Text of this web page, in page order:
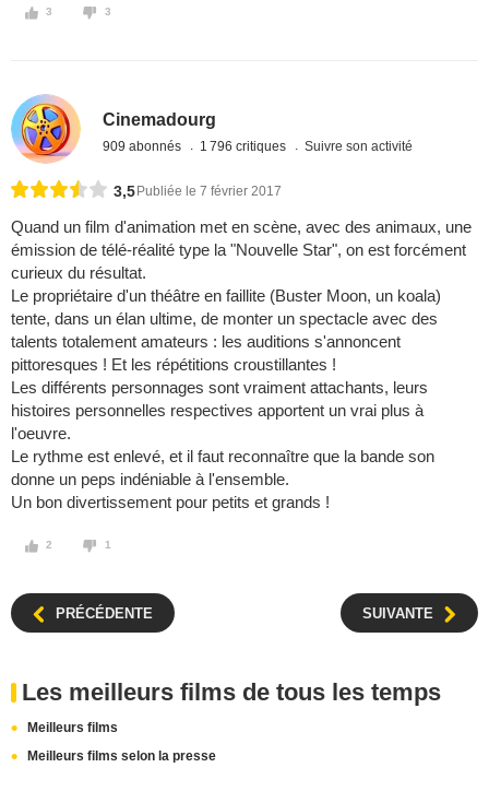
3 3
Cinemadourg
909 abonnés 1 796 critiques Suivre son activité
3,5 Publiée le 7 février 2017
Quand un film d'animation met en scène, avec des animaux, une
émission de télé-réalité type la "Nouvelle Star", on est forcément
curieux du résultat.
Le propriétaire d'un théâtre en faillite (Buster Moon, un koala)
tente, dans un élan ultime, de monter un spectacle avec des
talents totalement amateurs : les auditions s'annoncent
pittoresques ! Et les répétitions croustillantes !
Les différents personnages sont vraiment attachants, leurs
histoires personnelles respectives apportent un vrai plus à
l'oeuvre.
Le rythme est enlevé, et il faut reconnaître que la bande son
donne un peps indéniable à l'ensemble.
Un bon divertissement pour petits et grands !
2 1
PRÉCÉDENTE SUIVANTE
Les meilleurs films de tous les temps
Meilleurs films
Meilleurs films selon la presse